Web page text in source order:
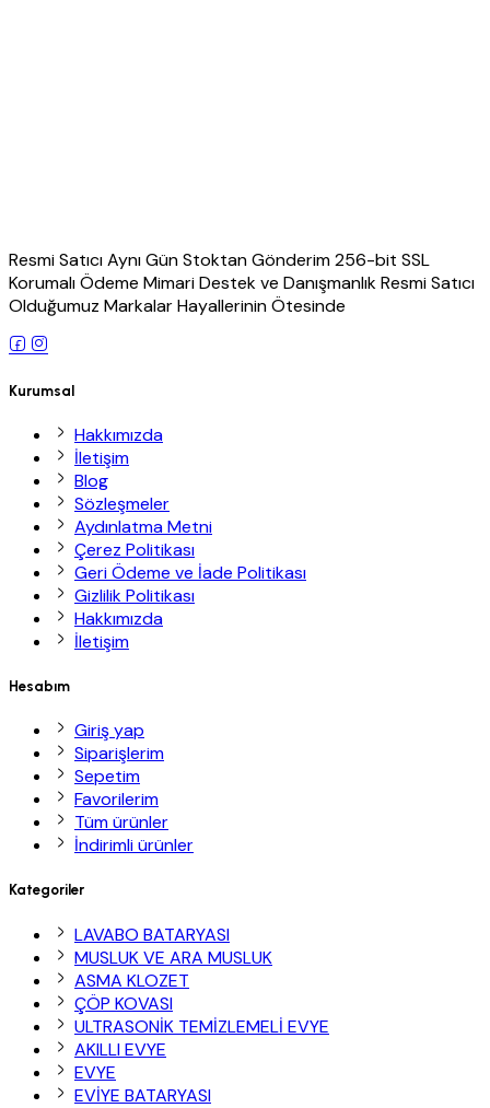
Resmi Satıcı Aynı Gün Stoktan Gönderim 256-bit SSL
Korumalı Ödeme Mimari Destek ve Danışmanlık Resmi Satıcı
Olduğumuz Markalar Hayallerinin Ötesinde
Kurumsal
Hakkımızda
İletişim
Blog
Sözleşmeler
Aydınlatma Metni
Çerez Politikası
Geri Ödeme ve İade Politikası
Gizlilik Politikası
Hakkımızda
İletişim
Hesabım
Giriş yap
Siparişlerim
Sepetim
Favorilerim
Tüm ürünler
İndirimli ürünler
Kategoriler
LAVABO BATARYASI
MUSLUK VE ARA MUSLUK
ASMA KLOZET
ÇÖP KOVASI
ULTRASONİK TEMİZLEMELİ EVYE
AKILLI EVYE
EVYE
EVİYE BATARYASI